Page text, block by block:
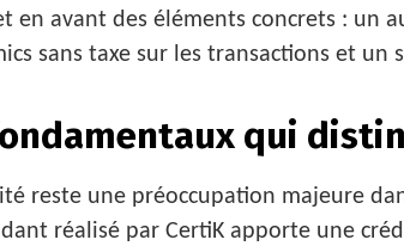
en avant des éléments concrets : un
sans taxe sur les transactions et un
qui
reste une préoccupation majeure
réalisé par CertiK apporte une